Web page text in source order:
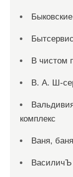
В чистом
В. А. Ш-
комплекс
Ваня, баня
ВасиличЪ